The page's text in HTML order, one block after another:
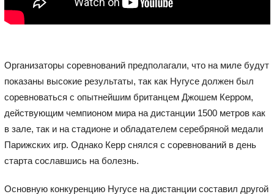
Организаторы соревнований предполагали, что на миле будут
показаны высокие результаты, так как Нугусе должен был
соревноваться с опытнейшим британцем Джошем Керром,
действующим чемпионом мира на дистанции 1500 метров как
в зале, так и на стадионе и обладателем серебряной медали
Парижских игр. Однако Керр снялся с соревнований в день
старта сославшись на болезнь.
Основную конкуренцию Нугусе на дистанции составил другой